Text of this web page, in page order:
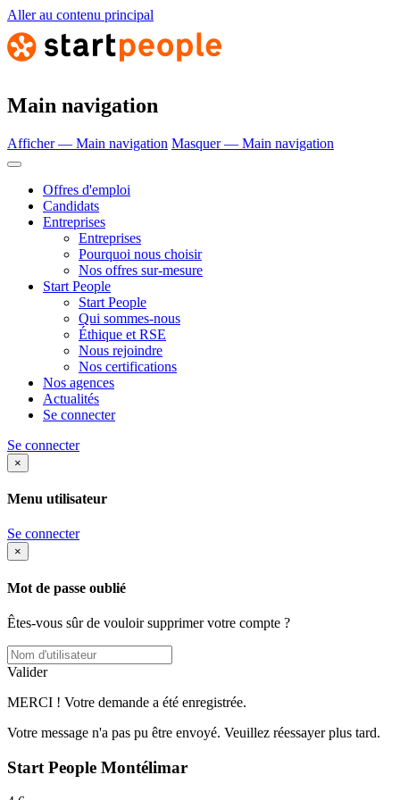
Aller au contenu principal
Main navigation
Afficher — Main navigation Masquer — Main navigation
Offres d'emploi
Candidats
Entreprises
Entreprises
Pourquoi nous choisir
Nos offres sur-mesure
Start People
Start People
Qui sommes-nous
Éthique et RSE
Nous rejoindre
Nos certifications
Nos agences
Actualités
Se connecter
Se connecter
×
Menu utilisateur
Se connecter
×
Mot de passe oublié
Êtes-vous sûr de vouloir supprimer votre compte ?
Valider
MERCI ! Votre demande a été enregistrée.
Votre message n'a pas pu être envoyé. Veuillez réessayer plus tard.
Start People Montélimar